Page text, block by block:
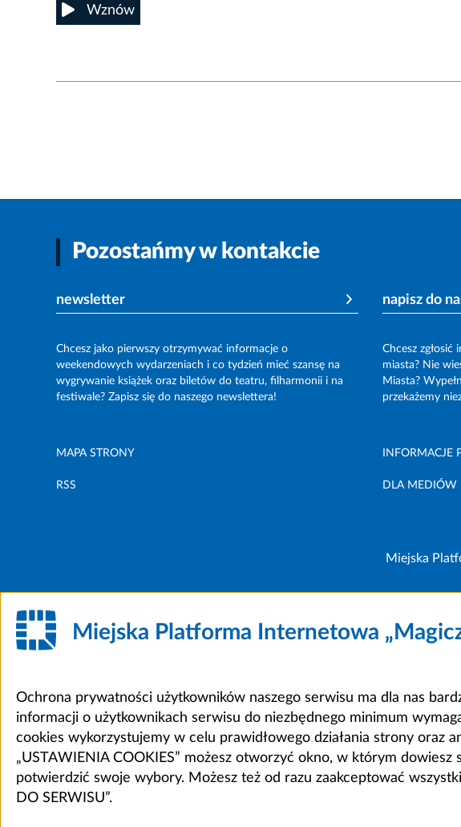
Wznów
Pozostańmy w kontakcie
newsletter
Chcesz jako pierwszy otrzymywać informacje o
weekendowych wydarzeniach i co tydzień mieć szansę na
wygrywanie książek oraz biletów do teatru, filharmonii i na
festiwale? Zapisz się do naszego newslettera!
napisz do
Chcesz
miasta? Nie
Miasta?
przekażemy
MAPA STRONY INFORMACJE
RSS DLA MEDIÓW
Miejska
Miejska Platforma Internetowa
Ochrona prywatności użytkowników naszego serwisu ma dla nas
informacji o użytkownikach serwisu do niezbędnego minimum
cookies wykorzystujemy w celu prawidłowego działania strony oraz
„USTAWIENIA COOKIES” możesz otworzyć okno, w którym
potwierdzić swoje wybory. Możesz też od razu zaakceptować
DO SERWISU”.